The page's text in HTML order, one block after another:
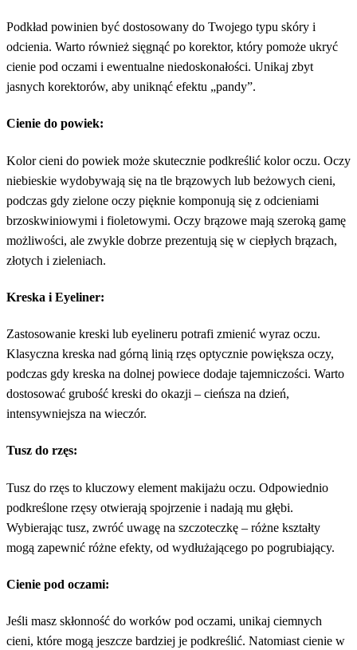
Podkład powinien być dostosowany do Twojego typu skóry i
odcienia. Warto również sięgnąć po korektor, który pomoże ukryć
cienie pod oczami i ewentualne niedoskonałości. Unikaj zbyt
jasnych korektorów, aby uniknąć efektu „pandy”.
Cienie do powiek:
Kolor cieni do powiek może skutecznie podkreślić kolor oczu. Oczy
niebieskie wydobywają się na tle brązowych lub beżowych cieni,
podczas gdy zielone oczy pięknie komponują się z odcieniami
brzoskwiniowymi i fioletowymi. Oczy brązowe mają szeroką gamę
możliwości, ale zwykle dobrze prezentują się w ciepłych brązach,
złotych i zieleniach.
Kreska i Eyeliner:
Zastosowanie kreski lub eyelineru potrafi zmienić wyraz oczu.
Klasyczna kreska nad górną linią rzęs optycznie powiększa oczy,
podczas gdy kreska na dolnej powiece dodaje tajemniczości. Warto
dostosować grubość kreski do okazji – cieńsza na dzień,
intensywniejsza na wieczór.
Tusz do rzęs:
Tusz do rzęs to kluczowy element makijażu oczu. Odpowiednio
podkreślone rzęsy otwierają spojrzenie i nadają mu głębi.
Wybierając tusz, zwróć uwagę na szczoteczkę – różne kształty
mogą zapewnić różne efekty, od wydłużającego po pogrubiający.
Cienie pod oczami:
Jeśli masz skłonność do worków pod oczami, unikaj ciemnych
cieni, które mogą jeszcze bardziej je podkreślić. Natomiast cienie w